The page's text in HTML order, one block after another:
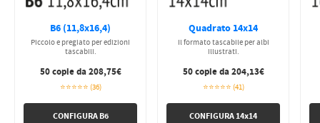
B6 (11,8x16,4)
Piccolo e pregiato per edizioni
tascabili.
50 copie da 208,75€
⭐⭐⭐⭐⭐ (36)
CONFIGURA B6
Quadrato 14x14
Il formato tascabile per albi
illustrati.
50 copie da 204,13€
⭐⭐⭐⭐⭐ (41)
CONFIGURA 14x14